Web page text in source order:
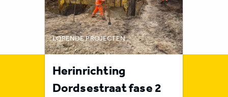
LOPENDE PROJECTEN
Herinrichting
Dordsestraat fase 2